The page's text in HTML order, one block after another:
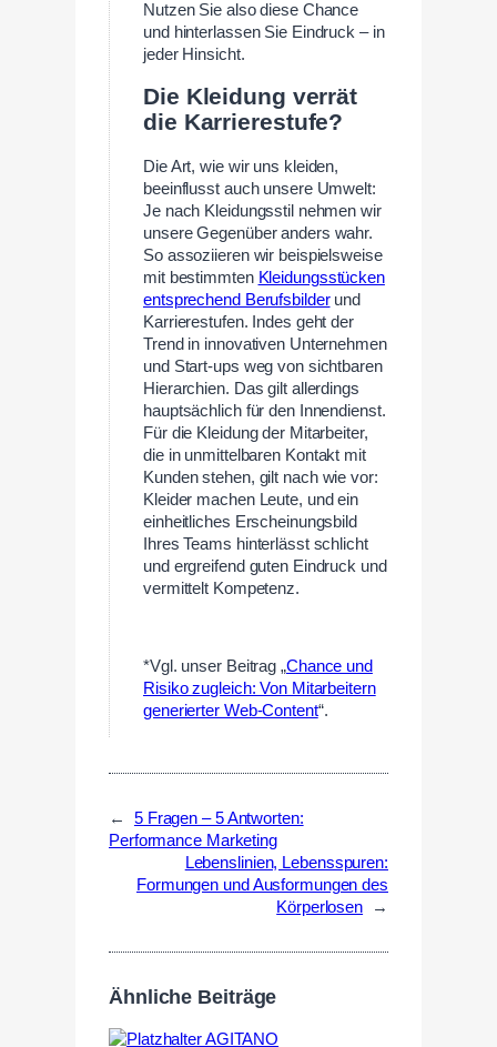
Nutzen Sie also diese Chance
und hinterlassen Sie Eindruck – in
jeder Hinsicht.
Die Kleidung verrät
die Karrierestufe?
Die Art, wie wir uns kleiden,
beeinflusst auch unsere Umwelt:
Je nach Kleidungsstil nehmen wir
unsere Gegenüber anders wahr.
So assoziieren wir beispielsweise
mit bestimmten Kleidungsstücken
entsprechend Berufsbilderund
Karrierestufen. Indes geht der
Trend in innovativen Unternehmen
und Start-ups weg von sichtbaren
Hierarchien. Das gilt allerdings
hauptsächlich für den Innendienst.
Für die Kleidung der Mitarbeiter,
die in unmittelbaren Kontakt mit
Kunden stehen, gilt nach wie vor:
Kleider machen Leute, und ein
einheitliches Erscheinungsbild
Ihres Teams hinterlässt schlicht
und ergreifend guten Eindruck und
vermittelt Kompetenz.
*Vgl. unser Beitrag „Chance und
Risiko zugleich: Von Mitarbeitern
generierter Web-Content“.
←
5 Fragen – 5 Antworten:
Performance Marketing
Lebenslinien, Lebensspuren:
Formungen und Ausformungen des
Körperlosen
→
Ähnliche Beiträge